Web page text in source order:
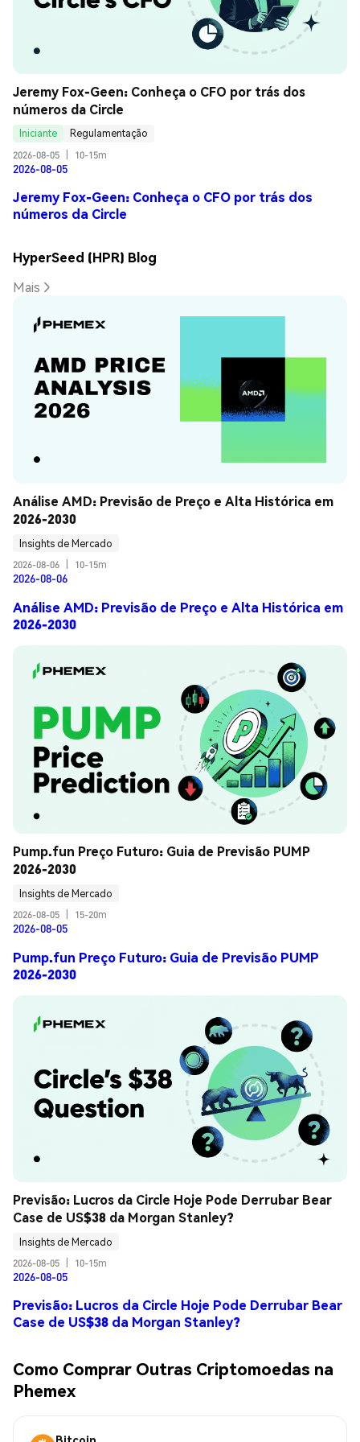
Jeremy Fox-Geen: Conheça o CFO por trás dos
números da Circle
Iniciante
Regulamentação
2026-08-05
10-15m
2026-08-05
Jeremy Fox-Geen: Conheça o CFO por trás dos
números da Circle
HyperSeed (HPR) Blog
Mais
Análise AMD: Previsão de Preço e Alta Histórica em
2026-2030
Insights de Mercado
2026-08-06
10-15m
2026-08-06
Análise AMD: Previsão de Preço e Alta Histórica em
2026-2030
Pump.fun Preço Futuro: Guia de Previsão PUMP
2026-2030
Insights de Mercado
2026-08-05
15-20m
2026-08-05
Pump.fun Preço Futuro: Guia de Previsão PUMP
2026-2030
Previsão: Lucros da Circle Hoje Pode Derrubar Bear
Case de US$38 da Morgan Stanley?
Insights de Mercado
2026-08-05
10-15m
2026-08-05
Previsão: Lucros da Circle Hoje Pode Derrubar Bear
Case de US$38 da Morgan Stanley?
Como Comprar Outras Criptomoedas na
Phemex